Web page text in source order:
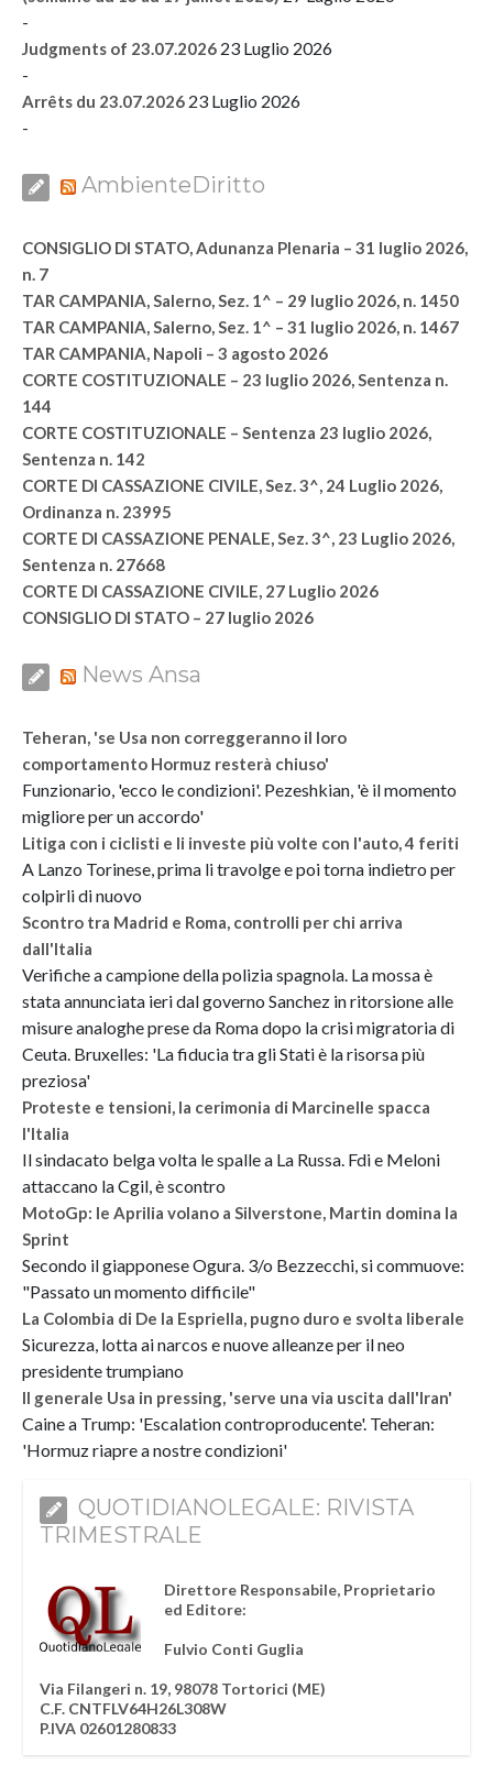
-
Judgments of 23.07.2026 23 Luglio 2026
-
Arrêts du 23.07.2026 23 Luglio 2026
-
AmbienteDiritto
CONSIGLIO DI STATO, Adunanza Plenaria – 31 luglio 2026,
n. 7
TAR CAMPANIA, Salerno, Sez. 1^ – 29 luglio 2026, n. 1450
TAR CAMPANIA, Salerno, Sez. 1^ – 31 luglio 2026, n. 1467
TAR CAMPANIA, Napoli – 3 agosto 2026
CORTE COSTITUZIONALE – 23 luglio 2026, Sentenza n.
144
CORTE COSTITUZIONALE – Sentenza 23 luglio 2026,
Sentenza n. 142
CORTE DI CASSAZIONE CIVILE, Sez. 3^, 24 Luglio 2026,
Ordinanza n. 23995
CORTE DI CASSAZIONE PENALE, Sez. 3^, 23 Luglio 2026,
Sentenza n. 27668
CORTE DI CASSAZIONE CIVILE, 27 Luglio 2026
CONSIGLIO DI STATO – 27 luglio 2026
News Ansa
Teheran, 'se Usa non correggeranno il loro
comportamento Hormuz resterà chiuso'
Funzionario, 'ecco le condizioni'. Pezeshkian, 'è il momento
migliore per un accordo'
Litiga con i ciclisti e li investe più volte con l'auto, 4 feriti
A Lanzo Torinese, prima li travolge e poi torna indietro per
colpirli di nuovo
Scontro tra Madrid e Roma, controlli per chi arriva
dall'Italia
Verifiche a campione della polizia spagnola. La mossa è
stata annunciata ieri dal governo Sanchez in ritorsione alle
misure analoghe prese da Roma dopo la crisi migratoria di
Ceuta. Bruxelles: 'La fiducia tra gli Stati è la risorsa più
preziosa'
Proteste e tensioni, la cerimonia di Marcinelle spacca
l'Italia
Il sindacato belga volta le spalle a La Russa. Fdi e Meloni
attaccano la Cgil, è scontro
MotoGp: le Aprilia volano a Silverstone, Martin domina la
Sprint
Secondo il giapponese Ogura. 3/o Bezzecchi, si commuove:
"Passato un momento difficile"
La Colombia di De la Espriella, pugno duro e svolta liberale
Sicurezza, lotta ai narcos e nuove alleanze per il neo
presidente trumpiano
Il generale Usa in pressing, 'serve una via uscita dall'Iran'
Caine a Trump: 'Escalation controproducente'. Teheran:
'Hormuz riapre a nostre condizioni'
QUOTIDIANOLEGALE: RIVISTA
TRIMESTRALE
Direttore Responsabile, Proprietario
ed Editore:
Fulvio Conti Guglia
Via Filangeri n. 19, 98078 Tortorici (ME)
C.F. CNTFLV64H26L308W
P.IVA 02601280833